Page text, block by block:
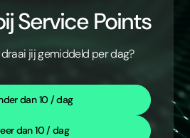
Service Points
jij gemiddeld per dag?
dan 10 / dag
dan 10 / dag